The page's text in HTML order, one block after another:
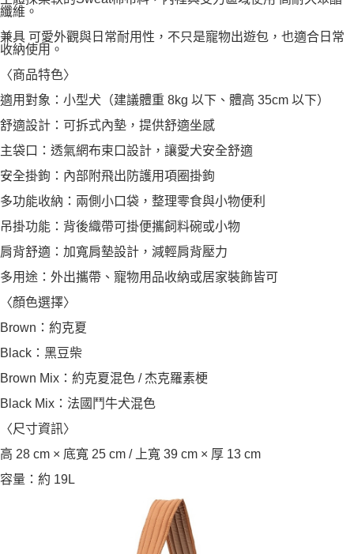
纖維。
兼具 可愛外觀與日常耐用性，不只是寵物出遊包，也適合日常
收納使用。
〈商品特色〉
適用對象：小型犬（建議體重 8kg 以下、體高 35cm 以下）
舒適設計：可拆式內墊，提供舒適坐感
主袋口：透氣網布束口設計，讓愛犬安全舒適
安全掛鉤：內部附飛出防護用項圈掛鉤
多功能收納：兩側小口袋，整理零食與小物便利
吊掛功能：背後織帶可掛便攜飼料碗或小物
肩背舒適：加寬肩墊設計，減輕肩背壓力
多用途：外出攜帶、寵物用品收納或居家裝飾皆可
〈顏色選擇〉
Brown：約克夏
Black：黑豆柴
Brown Mix：約克夏混色 / 杰克羅素梗
Black Mix：法國鬥牛犬混色
〈尺寸資訊〉
高 28 cm × 底寬 25 cm / 上寬 39 cm × 厚 13 cm
容量：約 19L